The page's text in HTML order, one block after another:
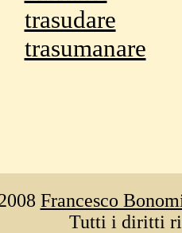
trasudare
trasumanare
Francesco
Tutti i diritti